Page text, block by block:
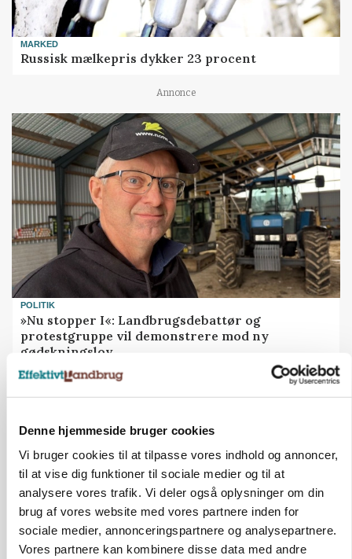
Denne hjemmeside bruger cookies
Vi bruger cookies til at tilpasse vores indhold og annoncer,
til at vise dig funktioner til sociale medier og til at
analysere vores trafik. Vi deler også oplysninger om din
brug af vores website med vores partnere inden for
sociale medier, annonceringspartnere og analysepartnere.
Vores partnere kan kombinere disse data med andre
MARKED
Russisk mælkepris dykker 23 procent
Annonce
POLITIK
»Nu stopper I«: Landbrugsdebattør og
protestgruppe vil demonstrere mod ny
gødskningslov
Folketinget behandler ny gødskningslov: Sådan
kan den ændre din bedrift fra 2027
Loading...